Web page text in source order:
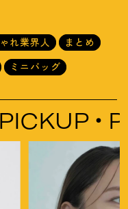
れ業界人
まとめ
ミニバッグ